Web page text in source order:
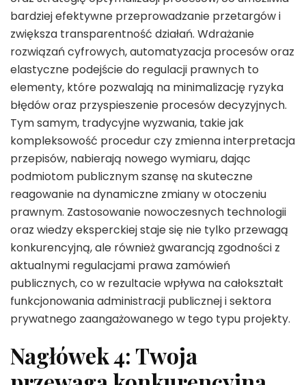
bardziej efektywne przeprowadzanie przetargów i
zwiększa transparentność działań. Wdrażanie
rozwiązań cyfrowych, automatyzacja procesów oraz
elastyczne podejście do regulacji prawnych to
elementy, które pozwalają na minimalizację ryzyka
błędów oraz przyspieszenie procesów decyzyjnych.
Tym samym, tradycyjne wyzwania, takie jak
kompleksowość procedur czy zmienna interpretacja
przepisów, nabierają nowego wymiaru, dając
podmiotom publicznym szansę na skuteczne
reagowanie na dynamiczne zmiany w otoczeniu
prawnym. Zastosowanie nowoczesnych technologii
oraz wiedzy eksperckiej staje się nie tylko przewagą
konkurencyjną, ale również gwarancją zgodności z
aktualnymi regulacjami prawa zamówień
publicznych, co w rezultacie wpływa na całokształt
funkcjonowania administracji publicznej i sektora
prywatnego zaangażowanego w tego typu projekty.
Nagłówek 4: Twoja